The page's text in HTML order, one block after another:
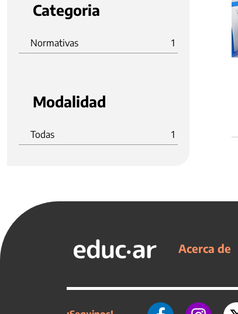
Categoria
Normativas 1
Modalidad
Todas 1
Acerca de